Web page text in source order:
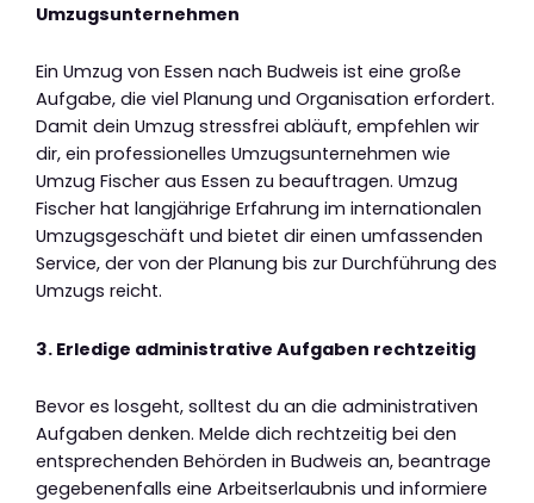
Umzugsunternehmen
Ein Umzug von Essen nach Budweis ist eine große
Aufgabe, die viel Planung und Organisation erfordert.
Damit dein Umzug stressfrei abläuft, empfehlen wir
dir, ein professionelles Umzugsunternehmen wie
Umzug Fischer aus Essen zu beauftragen. Umzug
Fischer hat langjährige Erfahrung im internationalen
Umzugsgeschäft und bietet dir einen umfassenden
Service, der von der Planung bis zur Durchführung des
Umzugs reicht.
3. Erledige administrative Aufgaben rechtzeitig
Bevor es losgeht, solltest du an die administrativen
Aufgaben denken. Melde dich rechtzeitig bei den
entsprechenden Behörden in Budweis an, beantrage
gegebenenfalls eine Arbeitserlaubnis und informiere